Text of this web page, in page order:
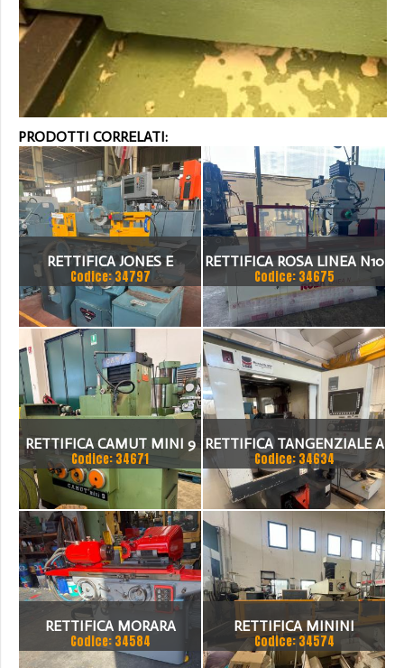
PRODOTTI CORRELATI:
RETTIFICA JONES E
SHIPMAN
Codice: 34797
RETTIFICA ROSA LINEA N10
Codice: 34675
RETTIFICA CAMUT MINI 9
Codice: 34671
RETTIFICA TANGENZIALE A
TAVOLA ROTANTE LODI
500
Codice: 34634
RETTIFICA MORARA
Codice: 34584
RETTIFICA MININI
TANGENZIALE
Codice: 34574